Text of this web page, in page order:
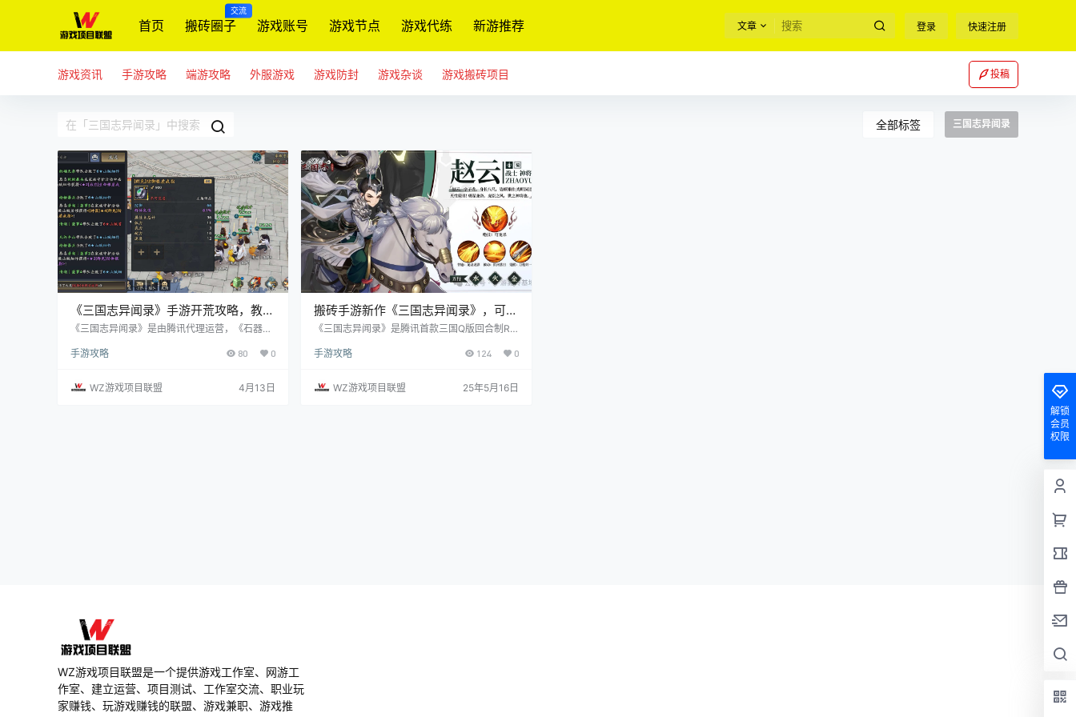
首页 搬砖圈子
交流
游戏账号 游戏节点 游戏代练 新游推荐 文章 登录 快速注册
游戏资讯 手游攻略 端游攻略 外服游戏 游戏防封 游戏杂谈 游戏搬砖项目 投稿
全部标签 三国志异闻录
《三国志异闻录》手游开荒攻略，教你
从新手进阶到高手
《三国志异闻录》是由腾讯代理运营，《石器时
本期，我们将从游戏最基础设计，功能玩法等多
这篇功能，能全方位帮你指明道路。 一、游戏背
手游攻略 80 0
WZ游戏项目联盟 4月13日
搬砖手游新作《三国志异闻录》，可自
由交易，喜欢回合制的来
《三国志异闻录》是腾讯首款三国Q版回合制RP
经典。 轻松收集，开放养成，自由交易，搬砖不
就是主线升级，逐一解锁全部玩法。 日常玩法有
手游攻略 124 0
WZ游戏项目联盟
25年5月16日
解锁
会员
权限
WZ游戏项目联盟是一个提供游戏工作室、网游工
作室、建立运营、项目测试、工作室交流、职业玩
家赚钱、玩游戏赚钱的联盟、游戏兼职、游戏推